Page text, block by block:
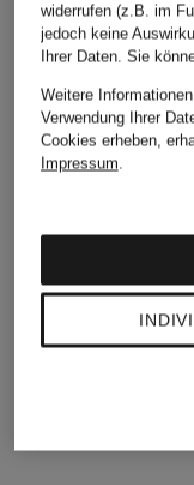
Barbour
widerrufen (z.B. im
jedoch keine
Ihrer Daten. Sie
Weitere
Verwendung Ihrer
Cookies erheben,
Impressum.